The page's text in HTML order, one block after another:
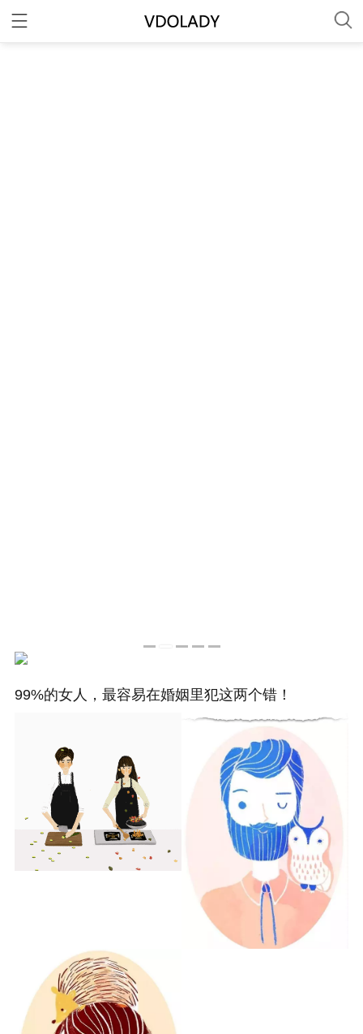
99%的女人，最容易在婚姻里犯这两个错！